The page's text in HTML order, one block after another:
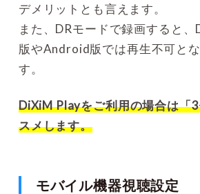
デメリットとも言えます。
また、DRモードで録画すると
版やAndroid版では再生不可と
す。
DiXiM Playをご利用の場合は「
スメします。
モバイル機器視聴設定